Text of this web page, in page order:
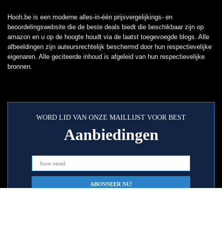
Hooh.be is een moderne alles-in-één prijsvergelijkings- en
beoordelingswebsite die de beste deals biedt die beschikbaar zijn op
amazon en u op de hoogte houdt via de laatst toegevoegde blogs. Alle
afbeeldingen zijn auteursrechtelijk beschermd door hun respectievelijke
eigenaren. Alle geciteerde inhoud is afgeleid van hun respectievelijke
bronnen.
WORD LID VAN ONZE MAILLIJST VOOR BEST
Aanbiedingen